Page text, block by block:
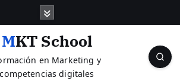
MKT School
en Marketing y
competencias digitales